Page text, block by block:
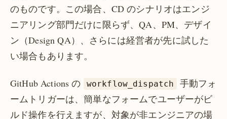
のものです。この場合、CD のシナリオはエンジ
ニアリング部門だけに限らず、QA、PM、デザイ
ン（Design QA）、さらには経営者が先に試した
い場合もあります。
GitHub Actions の workflow_dispatch
手動フォ
ームトリガーは、簡単なフォームでユーザーがビ
ルド操作を行えますが、対象が非エンジニアの場